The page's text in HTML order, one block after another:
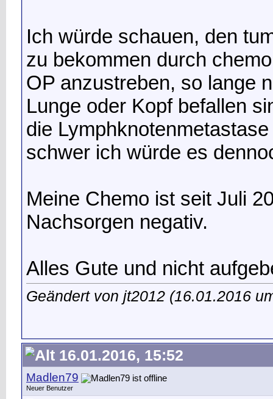
Ich würde schauen, den
zu bekommen durch
OP anzustreben, so lange
Lunge oder Kopf befallen
die
schwer ich würde es
Meine Chemo ist seit Juli
Nachsorgen negativ.
Alles Gute und nicht
Geändert von jt2012 (16.01.2016
16.01.2016, 15:52
Madlen79
Neuer Benutzer